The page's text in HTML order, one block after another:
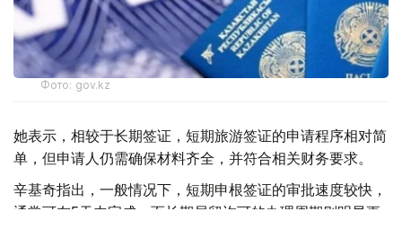
Фото: gov.kz
她表示，相较于长期签证，短期旅游签证的申请程序相对简
单，但申请人仍需确保材料齐全，并符合相关财务要求。
辛基奇指出，一般情况下，短期申根签证的审批速度较快，
通常可在5天内完成。而长期居留许可的办理周期则明显更